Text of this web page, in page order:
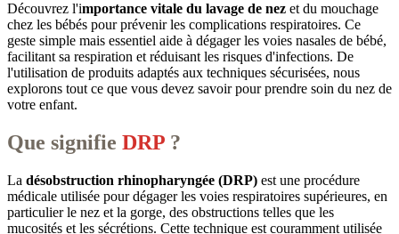
Découvrez l'importance vitale du lavage de nez et du mouchage
chez les bébés pour prévenir les complications respiratoires. Ce
geste simple mais essentiel aide à dégager les voies nasales de bébé,
facilitant sa respiration et réduisant les risques d'infections. De
l'utilisation de produits adaptés aux techniques sécurisées, nous
explorons tout ce que vous devez savoir pour prendre soin du nez de
votre enfant.
Que signifie DRP ?
La désobstruction rhinopharyngée (DRP) est une procédure
médicale utilisée pour dégager les voies respiratoires supérieures, en
particulier le nez et la gorge, des obstructions telles que les
mucosités et les sécrétions. Cette technique est couramment utilisée